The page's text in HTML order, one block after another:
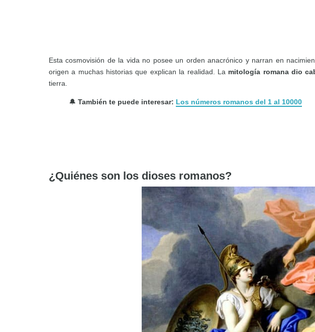
Esta cosmovisión de la vida no posee un orden anacrónico y narran en
origen a muchas historias que explican la realidad. La mitología romana dio
tierra.
🔔 También te puede interesar: Los números romanos del 1 al 10000
¿Quiénes son los dioses romanos?